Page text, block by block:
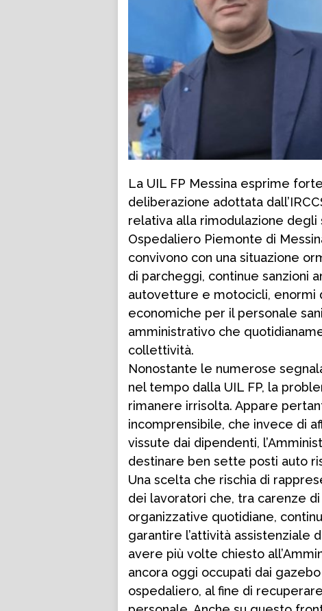
La UIL FP Messina esprime
deliberazione adottata
relativa alla rimodulazione
Ospedaliero Piemonte di
convivono con una situazione
di parcheggi, continue sanzioni
autovetture e motocicli, enormi
economiche per il personale
amministrativo che
collettività.
Nonostante le numerose
nel tempo dalla UIL FP, la
rimanere irrisolta. Appare
incomprensibile, che invece di
vissute dai dipendenti,
destinare ben sette posti auto
Una scelta che rischia di
dei lavoratori che, tra carenze
organizzative quotidiane,
garantire l’attività assistenziale
avere più volte chiesto
ancora oggi occupati dai
ospedaliero, al fine di